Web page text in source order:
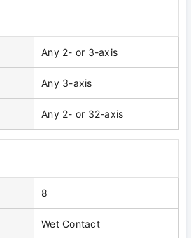
Any 2- or 3-axis
Any 3-axis
Any 2- or 32-axis
8
Wet Contact